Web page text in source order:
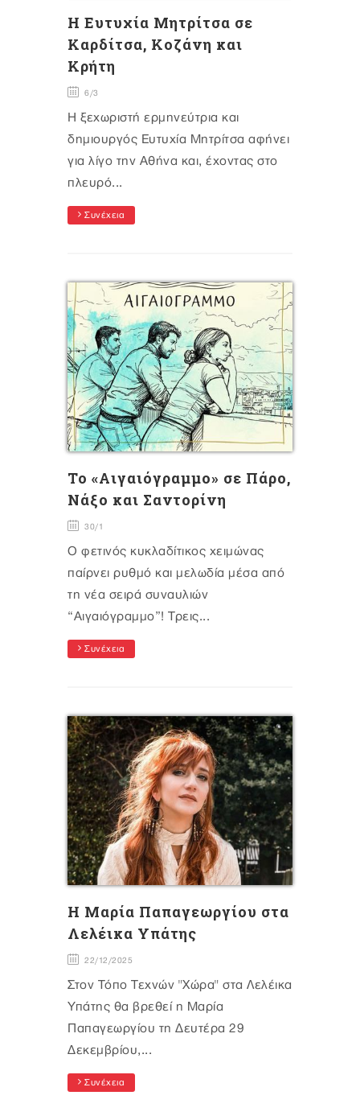
H Ευτυχία Μητρίτσα σε
Καρδίτσα, Κοζάνη και
Κρήτη
6/3
Η ξεχωριστή ερμηνεύτρια και
δημιουργός Ευτυχία Μητρίτσα αφήνει
για λίγο την Αθήνα και, έχοντας στο
πλευρό...
Συνέχεια
Το «Αιγαιόγραμμο» σε Πάρο,
Νάξο και Σαντορίνη
30/1
Ο φετινός κυκλαδίτικος χειμώνας
παίρνει ρυθμό και μελωδία μέσα από
τη νέα σειρά συναυλιών
“Αιγαιόγραμμο”! Τρεις...
Συνέχεια
H Mαρία Παπαγεωργίου στα
Λελέικα Υπάτης
22/12/2025
Στον Τόπο Τεχνών "Χώρα" στα Λελέικα
Υπάτης θα βρεθεί η Μαρία
Παπαγεωργίου τη Δευτέρα 29
Δεκεμβρίου,...
Συνέχεια